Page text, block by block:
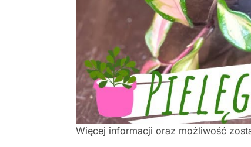
Więcej informacji oraz możliwość